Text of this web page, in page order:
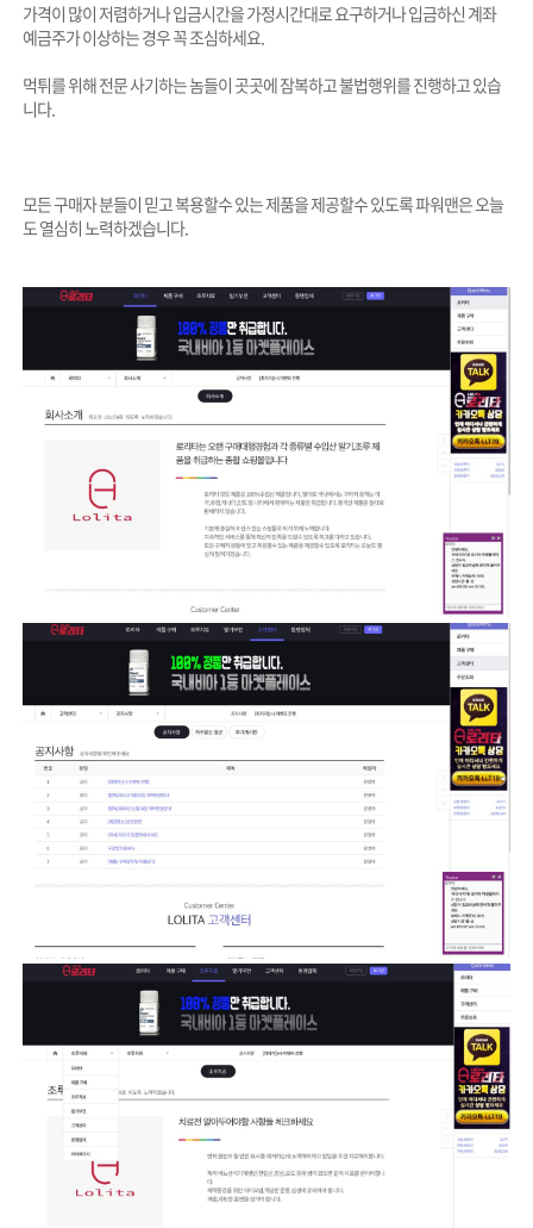
지
회
가격이 많이 저렴하거나 입금시간을 가정시간대로 요구하거나 입금하신 계좌
예금주가 이상하는 경우 꼭 조심하세요.
먹튀를 위해 전문 사기하는 놈들이 곳곳에 잠복하고 불법행위를 진행하고 있습
니다.
모든 구매자 분들이 믿고 복용할수 있는 제품을 제공할수 있도록 파워맨은 오늘
도 열심히 노력하겠습니다.